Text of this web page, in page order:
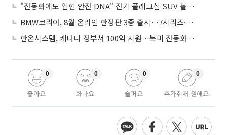
"전동화에도 입힌 안전 DNA" 전기 플래그십 SUV 볼보 'EX90'
BMW코리아, 8월 온라인 한정판 3종 출시…7시리즈·X7·M340i 투어링
한온시스템, 캐나다 정부서 100억 지원…북미 전동화 시장 가속
좋아요
0
화나요
0
슬퍼요
0
추가취재 원해요
0